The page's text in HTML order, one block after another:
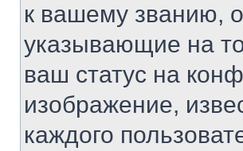
к вашему званию,
указывающие на
ваш статус на
изображение,
каждого